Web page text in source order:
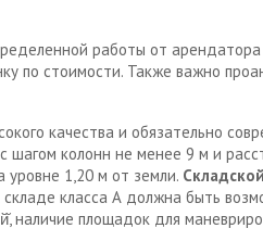
работы от
по стоимости. Также важно
качества и обязательно
с шагом колонн не менее 9 м и
уровне 1,20 м от земли.
класса А должна быть
наличие площадок для